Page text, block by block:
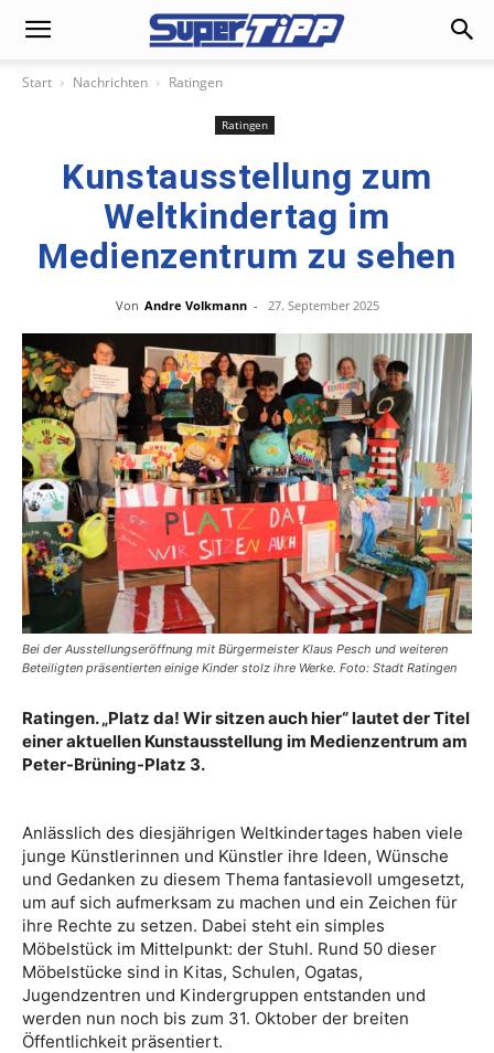
Start Nachrichten Ratingen
Ratingen
Kunstausstellung zum
Weltkindertag im
Medienzentrum zu sehen
Von Andre Volkmann - 27. September 2025
Bei der Ausstellungseröffnung mit Bürgermeister Klaus Pesch und weiteren
Beteiligten präsentierten einige Kinder stolz ihre Werke. Foto: Stadt Ratingen
Ratingen. „Platz da! Wir sitzen auch hier“ lautet der Titel
einer aktuellen Kunstausstellung im Medienzentrum am
Peter-Brüning-Platz 3.
Anlässlich des diesjährigen Weltkindertages haben viele
junge Künstlerinnen und Künstler ihre Ideen, Wünsche
und Gedanken zu diesem Thema fantasievoll umgesetzt,
um auf sich aufmerksam zu machen und ein Zeichen für
ihre Rechte zu setzen. Dabei steht ein simples
Möbelstück im Mittelpunkt: der Stuhl. Rund 50 dieser
Möbelstücke sind in Kitas, Schulen, Ogatas,
Jugendzentren und Kindergruppen entstanden und
werden nun noch bis zum 31. Oktober der breiten
Öffentlichkeit präsentiert.